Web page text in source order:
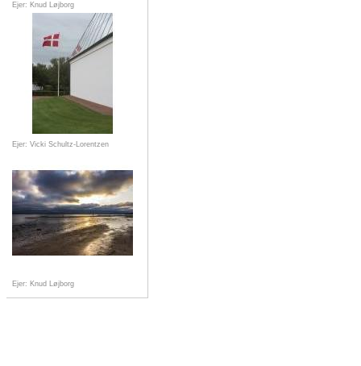
Ejer: Knud Løjborg
Ejer: Vicki Schultz-Lorentzen
Ejer: Knud Løjborg